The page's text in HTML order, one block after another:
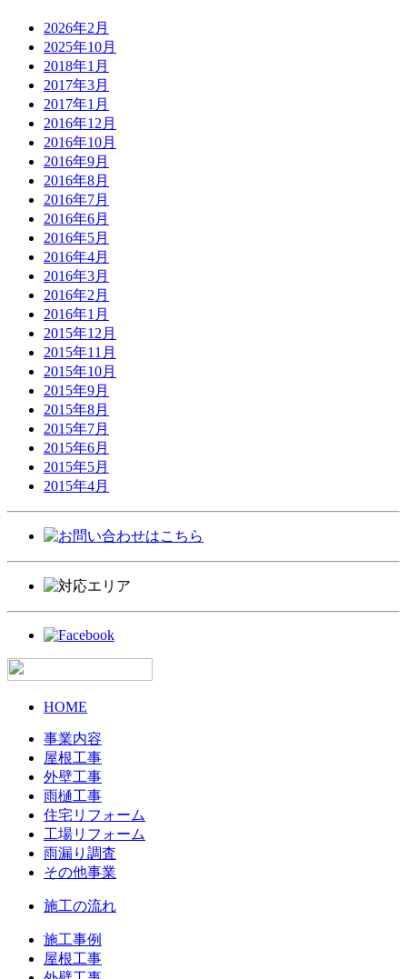
2026年2月
2025年10月
2018年1月
2017年3月
2017年1月
2016年12月
2016年10月
2016年9月
2016年8月
2016年7月
2016年6月
2016年5月
2016年4月
2016年3月
2016年2月
2016年1月
2015年12月
2015年11月
2015年10月
2015年9月
2015年8月
2015年7月
2015年6月
2015年5月
2015年4月
HOME
事業内容
屋根工事
外壁工事
雨樋工事
住宅リフォーム
工場リフォーム
雨漏り調査
その他事業
施工の流れ
施工事例
屋根工事